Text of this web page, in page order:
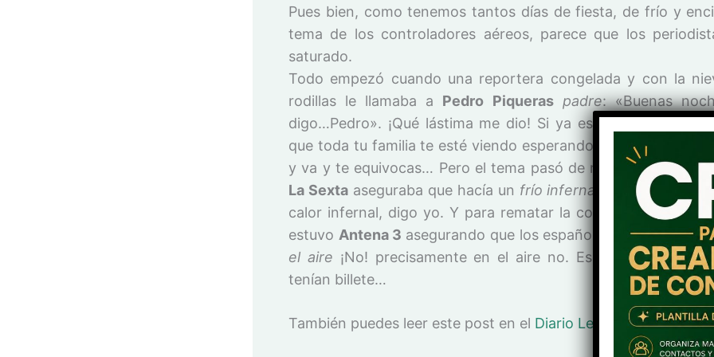
Pues bien, como tenemos tantos días de fiesta, de frío y
tema de los controladores aéreos, parece que los
saturado.
Todo empezó cuando una reportera congelada y con la
rodillas le llamaba a Pedro Piqueras padre: «Buenas
digo…Pedro». ¡Qué lástima me dio! Si ya es duro ser
que toda tu familia te esté viendo esperando esos tres
y va y te equivocas… Pero el tema pasó de reporteros a
La Sextaaseguraba que hacía un frío infernal
¿cómo? será
calor infernal, digo yo. Y para rematar la coña de los
estuvo Antena 3 asegurando que los españoles tenían las
el aire ¡No! precisamente en el aire no. Eso hubieran
tenían billete…
También puedes leer este post en el Diario Levante EMV